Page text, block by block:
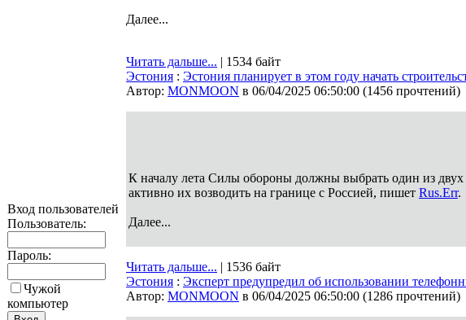
Вход пользователей
Пользователь:
Пароль:
Чужой
компьютер
Далее...
Читать дальше... | 1534 байт
Эстония : Эстония планирует в этом году начать
Автор: MONMOON в 06/04/2025 06:50:00 (1456 прочтений)
К началу лета Силы обороны должны выбрать один из
активно их возводить на границе с Россией, пишет Rus.Err.
Далее...
Читать дальше... | 1536 байт
Эстония : Эксперт предупредил об использовании
Автор: MONMOON в 06/04/2025 06:50:00 (1286 прочтений)